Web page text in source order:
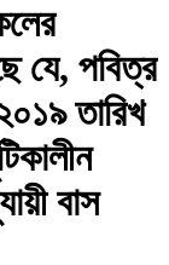
যে, পবিত্র
তারিখ
বাস